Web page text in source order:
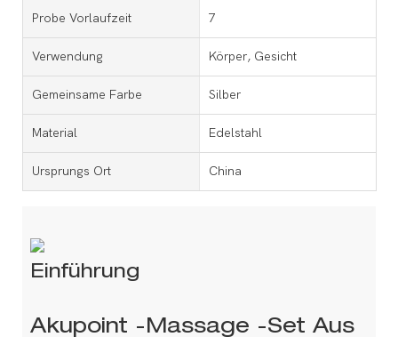
Probe Vorlaufzeit 7
Verwendung Körper, Gesicht
Gemeinsame Farbe Silber
Material Edelstahl
Ursprungs Ort China
Einführung
Akupoint -Massage -Set Aus